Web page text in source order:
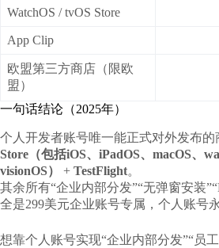
WatchOS / tvOS Store
App Clip
欧盟第三方商店（限欧
盟）
一句话结论（2025年）
个人开发者账号唯一能正式对外发布的
Store（包括iOS、iPadOS、macOS、
visionOS）
+ TestFlight。
其余所有“企业内部分发”“无弹窗安装
全是299美元企业账号专属，个人账号
想靠个人账号实现“企业内部分发”“员